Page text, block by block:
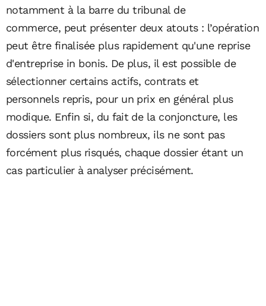
notamment à la barre du tribunal de
commerce, peut présenter deux atouts : l’opération
peut être finalisée plus rapidement qu'une reprise
d'entreprise in bonis. De plus, il est possible de
sélectionner certains actifs, contrats et
personnels repris, pour un prix en général plus
modique. Enfin si, du fait de la conjoncture, les
dossiers sont plus nombreux, ils ne sont pas
forcément plus risqués, chaque dossier étant un
cas particulier à analyser précisément.